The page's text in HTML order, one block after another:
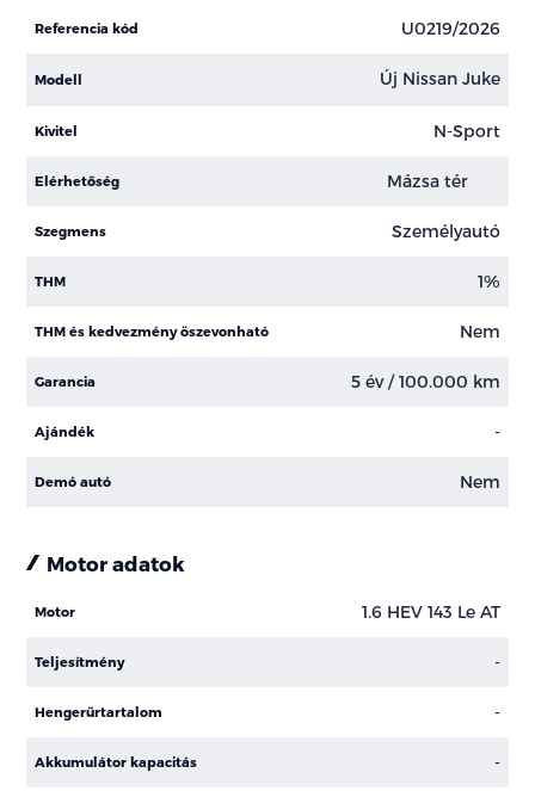
Referencia kód U0219/2026
Modell Új Nissan Juke
Kivitel N-Sport
Elérhetőség Mázsa tér
Szegmens Személyautó
THM 1%
THM és kedvezmény öszevonható Nem
Garancia 5 év / 100.000 km
Ajándék -
Demó autó Nem
Motor adatok
Motor 1.6 HEV 143 Le AT
Teljesítmény -
Hengerűrtartalom -
Akkumulátor kapacitás -